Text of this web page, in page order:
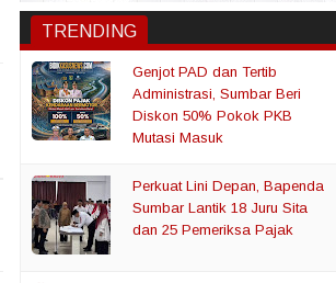
TRENDING
Genjot PAD dan Tertib
Administrasi, Sumbar Beri
Diskon 50% Pokok PKB
Mutasi Masuk
Perkuat Lini Depan, Bapenda
Sumbar Lantik 18 Juru Sita
dan 25 Pemeriksa Pajak